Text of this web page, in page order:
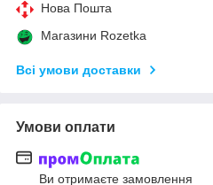
Нова Пошта
Магазини Rozetka
Всі умови доставки
Умови оплати
Ви отримаєте замовлення